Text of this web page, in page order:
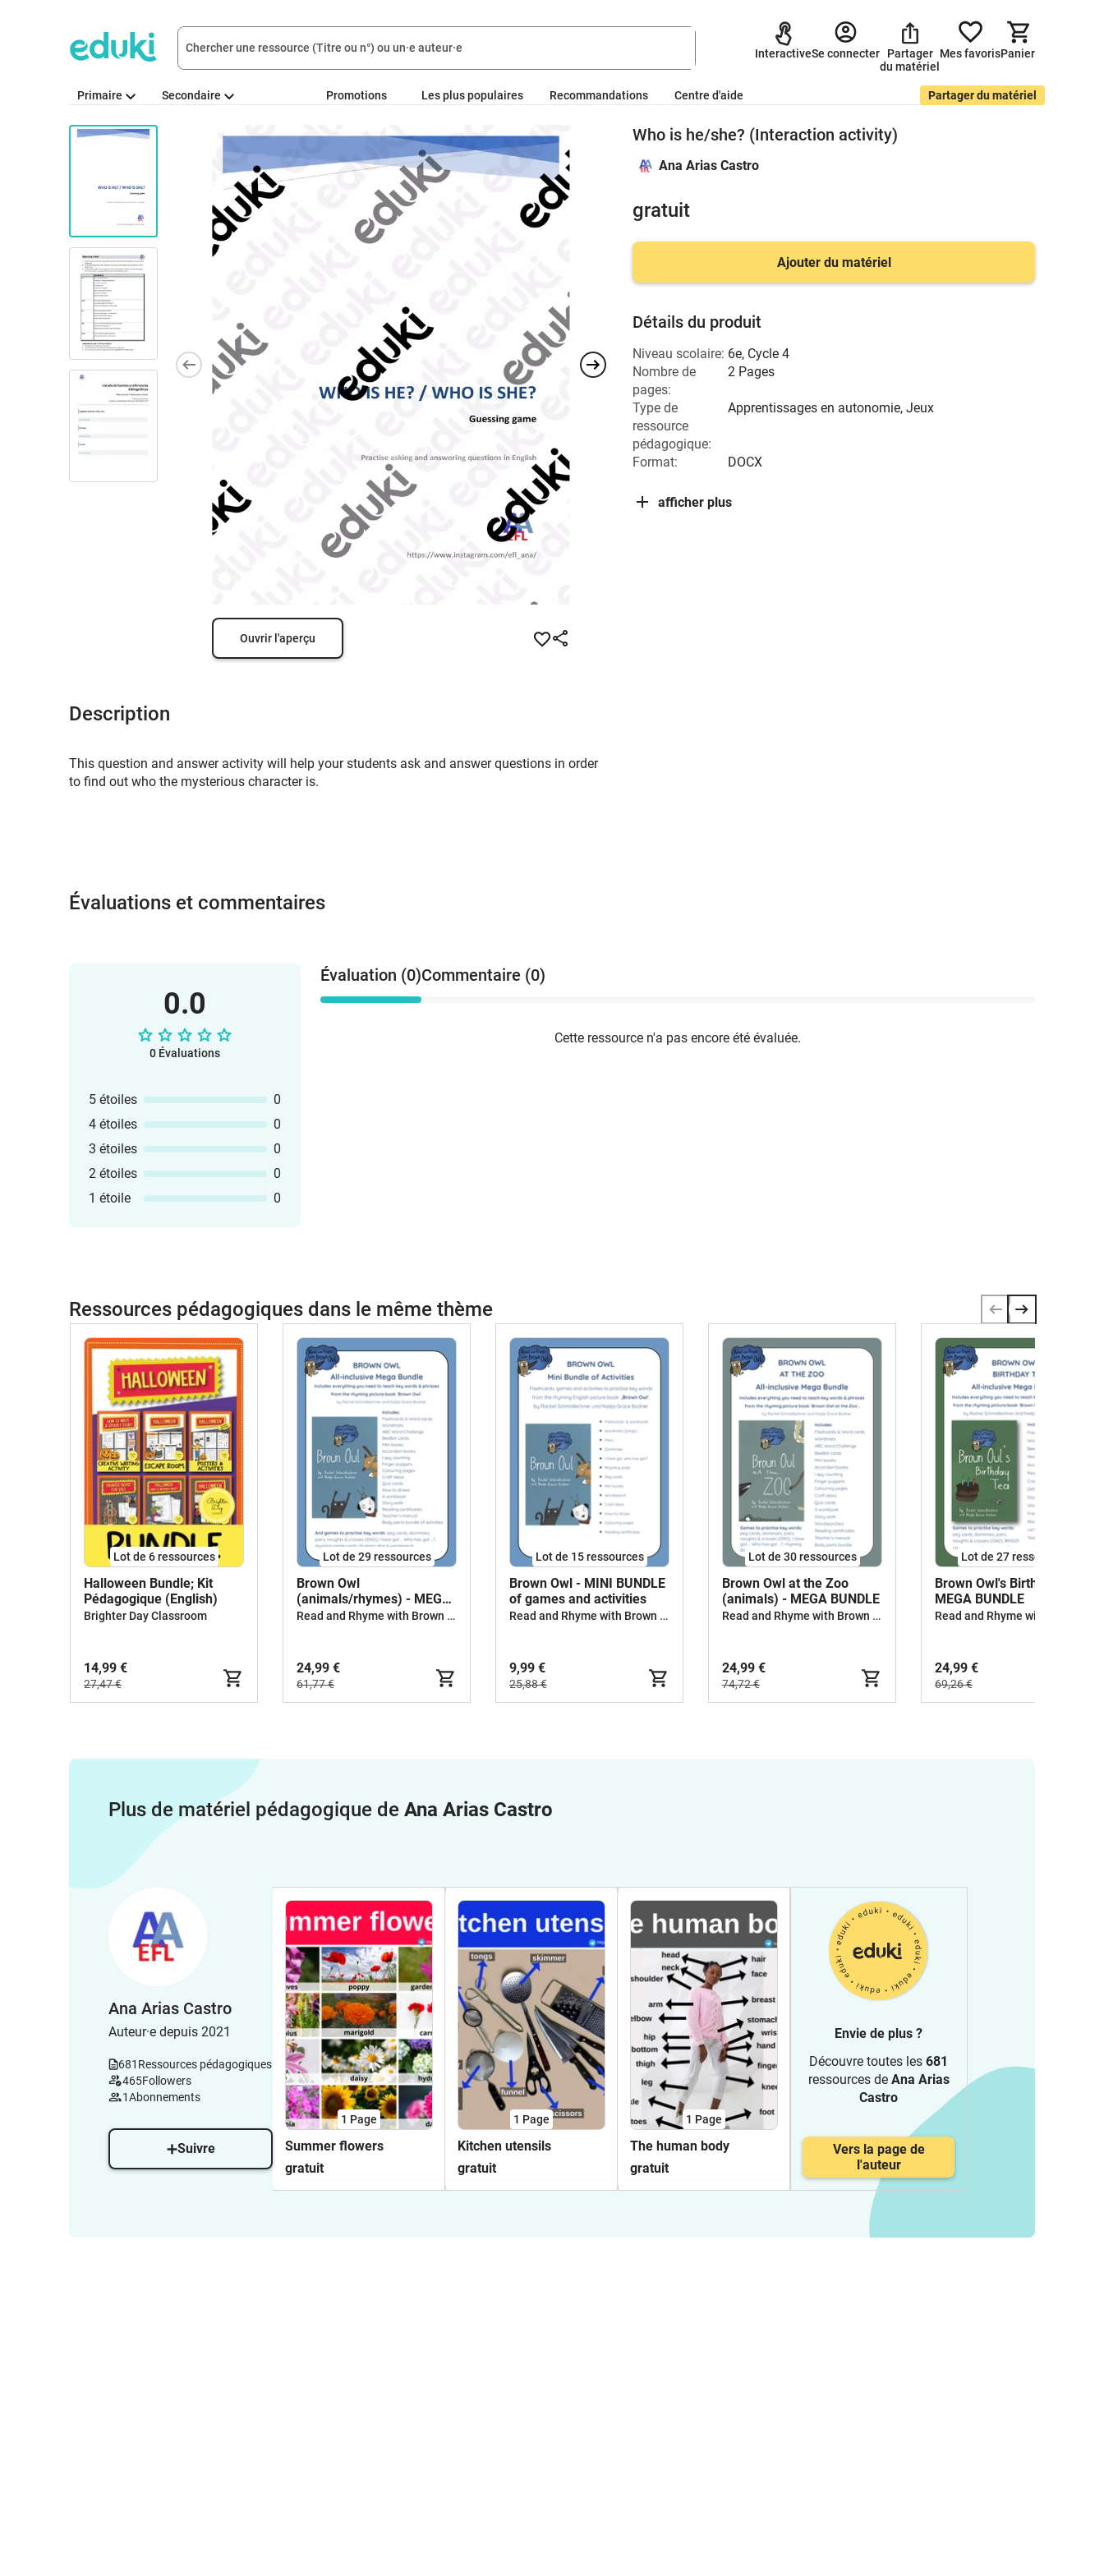
InteractiveSe connecter
Partager
du matériel
Mes favorisPanier
Primaire Secondaire Promotions Les plus populaires Recommandations Partager du matériel
Centre d'aide
Ouvrir l'aperçu
Description
This question and answer activity will help your students ask and answer questions in order
to find out who the mysterious character is.
Who is he/she? (Interaction activity)
Ana Arias Castro
gratuit
Ajouter du matériel
Détails du produit
Niveau scolaire: 6e, Cycle 4
Nombre de
pages:
2 Pages
Type de
ressource
pédagogique:
Apprentissages en autonomie, Jeux
Format: DOCX
afficher plus
Évaluations et commentaires
0.0
0 Évaluations
5 étoiles
0
4 étoiles
0
3 étoiles
0
2 étoiles
0
1 étoile
0
Évaluation (0)Commentaire (0)
Cette ressource n'a pas encore été évaluée.
Ressources pédagogiques dans le même thème
Lot de 6 ressources
Halloween Bundle; Kit
Pédagogique (English)
Brighter Day Classroom
14,99 €
27,47 €
Lot de 29 ressources
Brown Owl
(animals/rhymes) - MEGA
BUNDLE
Read and Rhyme with Brown Owl
24,99 €
61,77 €
Lot de 15 ressources
Brown Owl - MINI BUNDLE
of games and activities
Read and Rhyme with Brown Owl
9,99 €
25,88 €
Lot de 30 ressources
Brown Owl at the Zoo
(animals) - MEGA BUNDLE
Read and Rhyme with Brown Owl
24,99 €
74,72 €
Lot de 27 ressources
Brown Owl's Birthday Tea -
MEGA BUNDLE
24,99 €
69,26 €
Plus de matériel pédagogique de Ana Arias Castro
Ana Arias Castro
Auteur·e depuis 2021
681 Ressources pédagogiques
465Followers
1Abonnements
Suivre
1 Page
Summer flowers
gratuit
1 Page
Kitchen utensils
gratuit
1 Page
The human body
gratuit
Envie de plus ?
Découvre toutes les 681
ressources de Ana Arias
Castro
Vers la page de
l'auteur